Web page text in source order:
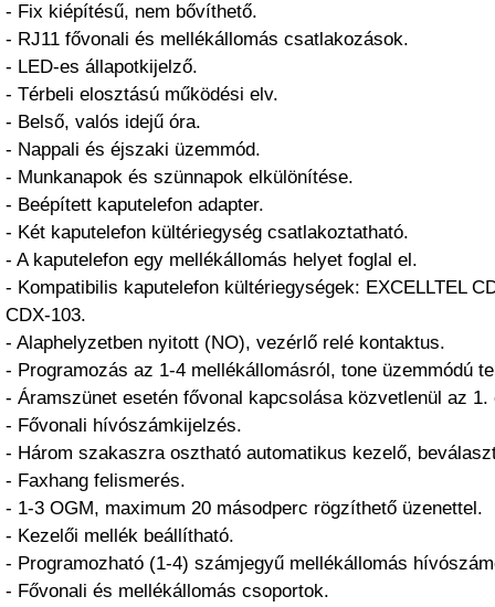
- Fix kiépítésű, nem bővíthető.
- RJ11 fővonali és mellékállomás csatlakozások.
- LED-es állapotkijelző.
- Térbeli elosztású működési elv.
- Belső, valós idejű óra.
- Nappali és éjszaki üzemmód.
- Munkanapok és szünnapok elkülönítése.
- Beépített kaputelefon adapter.
- Két kaputelefon kültériegység csatlakoztatható.
- A kaputelefon egy mellékállomás helyet foglal el.
- Kompatibilis kaputelefon kültériegységek: EXCELLTEL
CDX-103.
- Alaphelyzetben nyitott (NO), vezérlő relé kontaktus.
- Programozás az 1-4 mellékállomásról, tone üzemmódú
- Áramszünet esetén fővonal kapcsolása közvetlenül az
- Fővonali hívószámkijelzés.
- Három szakaszra osztható automatikus kezelő,
- Faxhang felismerés.
- 1-3 OGM, maximum 20 másodperc rögzíthető üzenettel.
- Kezelői mellék beállítható.
- Programozható (1-4) számjegyű mellékállomás
- Fővonali és mellékállomás csoportok.